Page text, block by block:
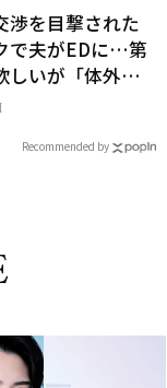
渉を目撃された
で夫がEDに…第
しいが「体外受
」苦悩【セッ
告白-】
Recommended by